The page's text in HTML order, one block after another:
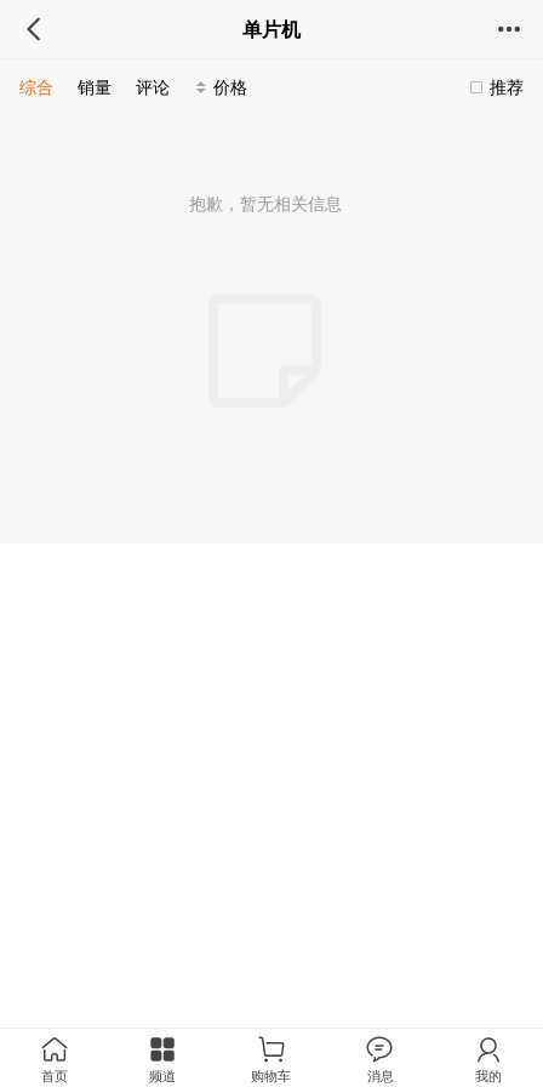
单片机
推荐
综合 销量 评论 价格
抱歉，暂无相关信息
首页 频道 购物车 消息 我的